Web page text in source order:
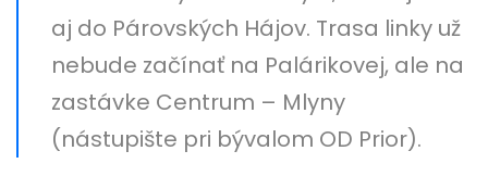
aj do Párovských Hájov. Trasa linky už
nebude začínať na Palárikovej, ale na
zastávke Centrum – Mlyny
(nástupište pri bývalom OD Prior).